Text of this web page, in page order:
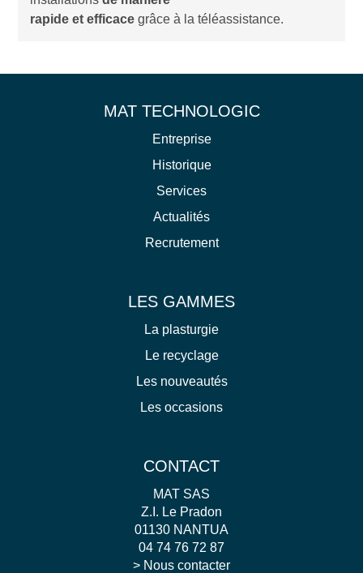
rapide et efficace grâce à la téléassistance.
MAT TECHNOLOGIC
Entreprise
Historique
Services
Actualités
Recrutement
LES GAMMES
La plasturgie
Le recyclage
Les nouveautés
Les occasions
CONTACT
MAT SAS
Z.I. Le Pradon
01130 NANTUA
04 74 76 72 87
> Nous contacter